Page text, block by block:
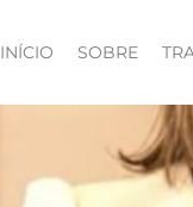
INÍCIO SOBRE